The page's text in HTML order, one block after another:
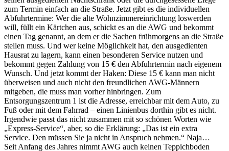
zum Termin einfach an die Straße. Jetzt gibt es die individuellen
Abfuhrtermine: Wer die alte Wohnzimmereinrichtung loswerden
will, füllt ein Kärtchen aus, schickt es an die AWG und bekommt
einen Tag genannt, an dem er die Sachen frühmorgens an die Straße
stellen muss. Und wer keine Möglichkeit hat, den ausgedienten
Hausrat zu lagern, kann einen besonderen Service nutzen und
bekommt gegen Zahlung von 15 € den Abfuhrtermin nach eigenem
Wunsch. Und jetzt kommt der Haken: Diese 15 € kann man nicht
überweisen und auch nicht den freundlichen AWG-Männern
mitgeben, die muss man vorher hinbringen. Zum
Entsorgungszentrum 1 ist die Adresse, erreichbar mit dem Auto, zu
Fuß oder mit dem Fahrrad – einen Linienbus dorthin gibt es nicht.
Irgendwie passt das nicht zusammen mit so schönen Worten wie
„Express-Service“, aber, so die Erklärung: „Das ist ein extra
Service. Den müssen Sie ja nicht in Anspruch nehmen.“ Naja…
Seit Anfang des Jahres nimmt AWG auch keinen Teppichboden